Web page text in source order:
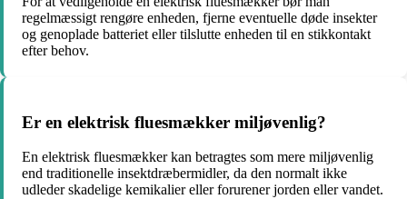
regelmæssigt rengøre enheden, fjerne eventuelle døde insekter
og genoplade batteriet eller tilslutte enheden til en stikkontakt
efter behov.
Er en elektrisk fluesmækker miljøvenlig?
En elektrisk fluesmækker kan betragtes som mere miljøvenlig
end traditionelle insektdræbermidler, da den normalt ikke
udleder skadelige kemikalier eller forurener jorden eller vandet.